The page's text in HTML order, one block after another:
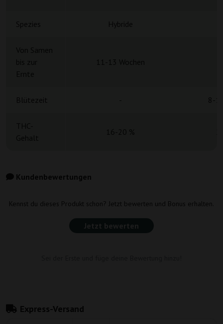
Spezies Hybride
Blütezeit - 8-
Kundenbewertungen
Kennst du dieses Produkt schon? Jetzt bewerten und Bonus erhalten.
Jetzt bewerten
Express-Versand